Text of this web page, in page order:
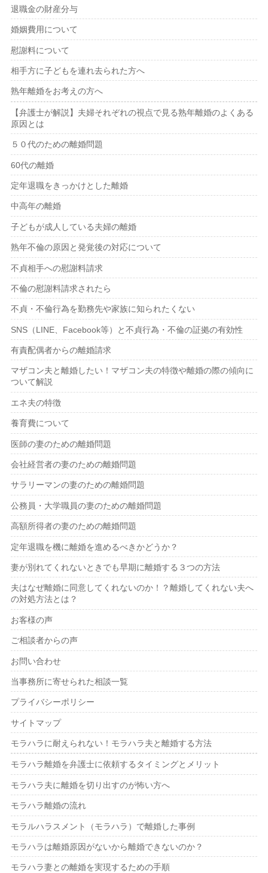
退職金の財産分与
婚姻費用について
慰謝料について
相手方に子どもを連れ去られた方へ
熟年離婚をお考えの方へ
【弁護士が解説】夫婦それぞれの視点で見る熟年離婚のよくある
原因とは
５０代のための離婚問題
60代の離婚
定年退職をきっかけとした離婚
中高年の離婚
子どもが成人している夫婦の離婚
熟年不倫の原因と発覚後の対応について
不貞相手への慰謝料請求
不倫の慰謝料請求されたら
不貞・不倫行為を勤務先や家族に知られたくない
SNS（LINE、Facebook等）と不貞行為・不倫の証拠の有効性
有責配偶者からの離婚請求
マザコン夫と離婚したい！マザコン夫の特徴や離婚の際の傾向に
ついて解説
エネ夫の特徴
養育費について
医師の妻のための離婚問題
会社経営者の妻のための離婚問題
サラリーマンの妻のための離婚問題
公務員・大学職員の妻のための離婚問題
高額所得者の妻のための離婚問題
定年退職を機に離婚を進めるべきかどうか？
妻が別れてくれないときでも早期に離婚する３つの方法
夫はなぜ離婚に同意してくれないのか！？離婚してくれない夫へ
の対処方法とは？
お客様の声
ご相談者からの声
お問い合わせ
当事務所に寄せられた相談一覧
プライバシーポリシー
サイトマップ
モラハラに耐えられない！モラハラ夫と離婚する方法
モラハラ離婚を弁護士に依頼するタイミングとメリット
モラハラ夫に離婚を切り出すのが怖い方へ
モラハラ離婚の流れ
モラルハラスメント（モラハラ）で離婚した事例
モラハラは離婚原因がないから離婚できないのか？
モラハラ妻との離婚を実現するための手順